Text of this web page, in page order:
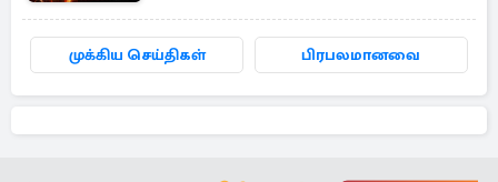
முக்கிய செய்திகள் பிரபலமானவை